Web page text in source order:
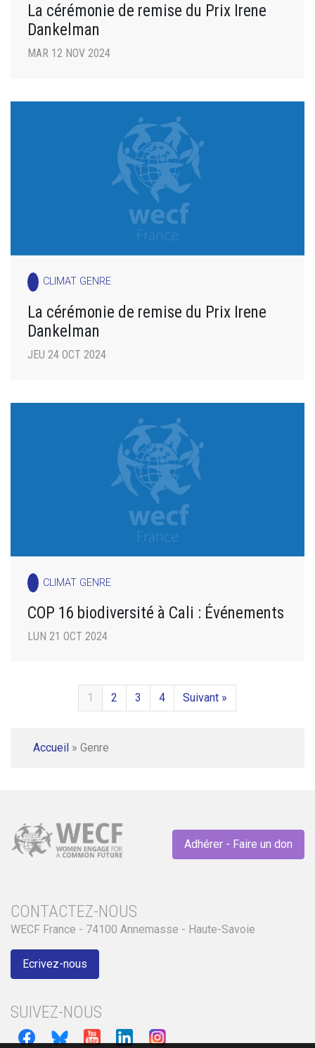
La cérémonie de remise du Prix Irene
Dankelman
MAR 12 NOV 2024
CLIMAT GENRE
La cérémonie de remise du Prix Irene
Dankelman
JEU 24 OCT 2024
CLIMAT GENRE
COP 16 biodiversité à Cali : Événements
LUN 21 OCT 2024
1 2 3 4 Suivant »
Accueil » Genre
Adhérer - Faire un don
CONTACTEZ-NOUS
WECF France - 74100 Annemasse - Haute-Savoie
Ecrivez-nous
SUIVEZ-NOUS